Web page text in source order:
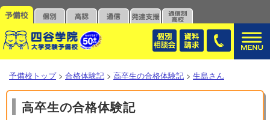
予備校トップ > 合格体験記 > 高卒生の合格体験記 > 生島さん
高卒生の合格体験記